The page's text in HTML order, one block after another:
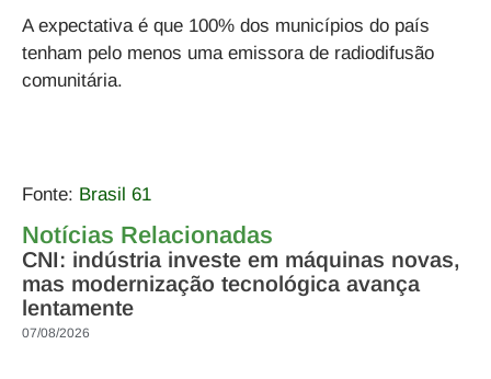
A expectativa é que 100% dos municípios do país
tenham pelo menos uma emissora de radiodifusão
comunitária.
Fonte: Brasil 61
Notícias Relacionadas
CNI: indústria investe em máquinas novas,
mas modernização tecnológica avança
lentamente
07/08/2026